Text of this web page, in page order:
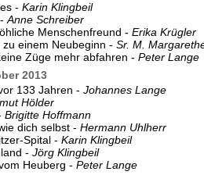
- Karin Klingbeil
Anne Schreiber
Menschenfreund - Erika Krügler
einem Neubeginn - Sr. M.
Züge mehr abfahren - Peter Lange
2013
133 Jahren - Johannes Lange
Hölder
Brigitte Hoffmann
dich selbst - Hermann Uhlherr
Spital - Karin Klingbeil
- Jörg Klingbeil
Heuberg - Peter Lange